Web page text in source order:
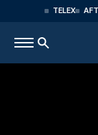
TELEX